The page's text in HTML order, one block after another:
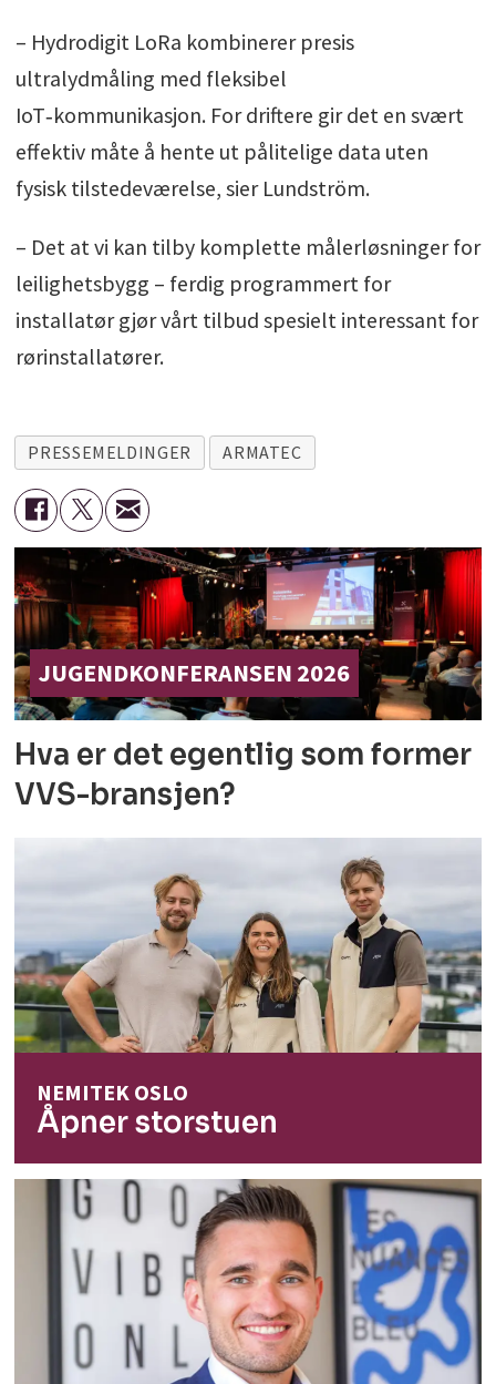
– Hydrodigit LoRa kombinerer presis
ultralydmåling med fleksibel
IoT‑kommunikasjon. For driftere gir det en svært
effektiv måte å hente ut pålitelige data uten
fysisk tilstedeværelse, sier Lundström.
– Det at vi kan tilby komplette målerløsninger for
leilighetsbygg – ferdig programmert for
installatør gjør vårt tilbud spesielt interessant for
rørinstallatører.
PRESSEMELDINGER ARMATEC
JUGENDKONFERANSEN 2026
Hva er det egentlig som former
VVS-bransjen?
NEMITEK OSLO
Åpner storstuen